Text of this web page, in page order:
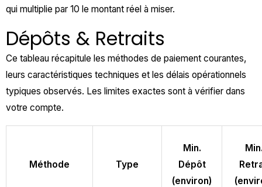
qui multiplie par 10 le montant réel à miser.
Dépôts & Retraits
Ce tableau récapitule les méthodes de paiement courantes,
leurs caractéristiques techniques et les délais opérationnels
typiques observés. Les limites exactes sont à vérifier dans
votre compte.
Méthode Type
Min.
Dépôt
(environ)